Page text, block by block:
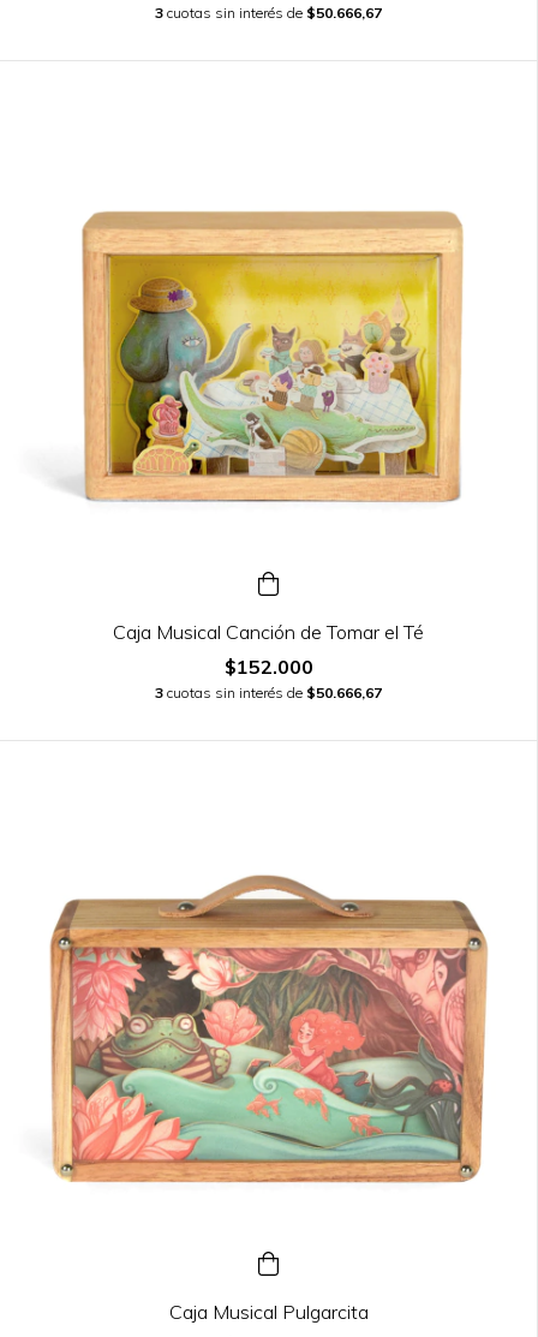
3 cuotas sin interés de $50.666,67
Caja Musical Canción de Tomar el Té
$152.000
3 cuotas sin interés de $50.666,67
Caja Musical Pulgarcita